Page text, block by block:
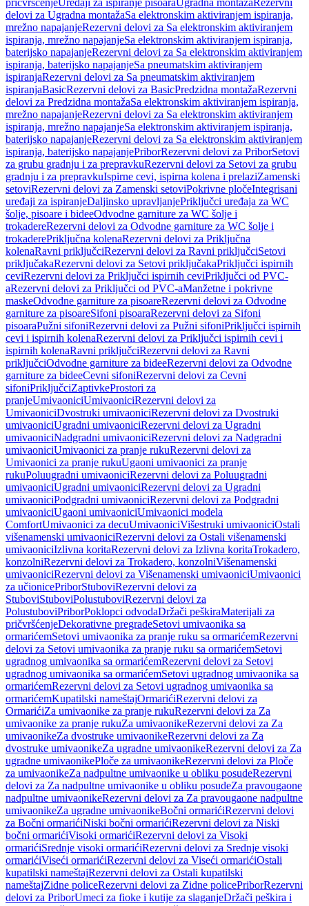
pričvršćenjeUređaji za ispiranje pisoaraUgradna montažaRezervni
delovi za Ugradna montažaSa elektronskim aktiviranjem ispiranja,
mrežno napajanjeRezervni delovi za Sa elektronskim aktiviranjem
ispiranja, mrežno napajanjeSa elektronskim aktiviranjem ispiranja,
baterijsko napajanjeRezervni delovi za Sa elektronskim aktiviranjem
ispiranja, baterijsko napajanjeSa pneumatskim aktiviranjem
ispiranjaRezervni delovi za Sa pneumatskim aktiviranjem
ispiranjaBasicRezervni delovi za BasicPredzidna montažaRezervni
delovi za Predzidna montažaSa elektronskim aktiviranjem ispiranja,
mrežno napajanjeRezervni delovi za Sa elektronskim aktiviranjem
ispiranja, mrežno napajanjeSa elektronskim aktiviranjem ispiranja,
baterijsko napajanjeRezervni delovi za Sa elektronskim aktiviranjem
ispiranja, baterijsko napajanjePriborRezervni delovi za PriborSetovi
za grubu gradnju i za prepravkuRezervni delovi za Setovi za grubu
gradnju i za prepravkuIspirne cevi, ispirna kolena i prelaziZamenski
setoviRezervni delovi za Zamenski setoviPokrivne pločeIntegrisani
uređaji za ispiranjeDaljinsko upravljanjePriključci uređaja za WC
šolje, pisoare i bideeOdvodne garniture za WC šolje i
trokadereRezervni delovi za Odvodne garniture za WC šolje i
trokaderePriključna kolenaRezervni delovi za Priključna
kolenaRavni priključciRezervni delovi za Ravni priključciSetovi
priključakaRezervni delovi za Setovi priključakaPriključci ispirnih
ceviRezervni delovi za Priključci ispirnih ceviPriključci od PVC-
aRezervni delovi za Priključci od PVC-aManžetne i pokrivne
maskeOdvodne garniture za pisoareRezervni delovi za Odvodne
garniture za pisoareSifoni pisoaraRezervni delovi za Sifoni
pisoaraPužni sifoniRezervni delovi za Pužni sifoniPriključci ispirnih
cevi i ispirnih kolenaRezervni delovi za Priključci ispirnih cevi i
ispirnih kolenaRavni priključciRezervni delovi za Ravni
priključciOdvodne garniture za bideeRezervni delovi za Odvodne
garniture za bideeCevni sifoniRezervni delovi za Cevni
sifoniPriključciZaptivkeProstori za
pranjeUmivaoniciUmivaoniciRezervni delovi za
UmivaoniciDvostruki umivaoniciRezervni delovi za Dvostruki
umivaoniciUgradni umivaoniciRezervni delovi za Ugradni
umivaoniciNadgradni umivaoniciRezervni delovi za Nadgradni
umivaoniciUmivaonici za pranje rukuRezervni delovi za
Umivaonici za pranje rukuUgaoni umivaonici za pranje
rukuPoluugradni umivaoniciRezervni delovi za Poluugradni
umivaoniciUgradni umivaoniciRezervni delovi za Ugradni
umivaoniciPodgradni umivaoniciRezervni delovi za Podgradni
umivaoniciUgaoni umivaoniciUmivaonici modela
ComfortUmivaonici za decuUmivaoniciVišestruki umivaoniciOstali
višenamenski umivaoniciRezervni delovi za Ostali višenamenski
umivaoniciIzlivna koritaRezervni delovi za Izlivna koritaTrokadero,
konzolniRezervni delovi za Trokadero, konzolniVišenamenski
umivaoniciRezervni delovi za Višenamenski umivaoniciUmivaonici
za učionicePriborStuboviRezervni delovi za
StuboviStuboviPolustuboviRezervni delovi za
PolustuboviPriborPoklopci odvodaDržači peškiraMaterijali za
pričvršćenjeDekorativne pregradeSetovi umivaonika sa
ormarićemSetovi umivaonika za pranje ruku sa ormarićemRezervni
delovi za Setovi umivaonika za pranje ruku sa ormarićemSetovi
ugradnog umivaonika sa ormarićemRezervni delovi za Setovi
ugradnog umivaonika sa ormarićemSetovi ugradnog umivaonika sa
ormarićemRezervni delovi za Setovi ugradnog umivaonika sa
ormarićemKupatilski nameštajOrmarićiRezervni delovi za
OrmarićiZa umivaonike za pranje rukuRezervni delovi za Za
umivaonike za pranje rukuZa umivaonikeRezervni delovi za Za
umivaonikeZa dvostruke umivaonikeRezervni delovi za Za
dvostruke umivaonikeZa ugradne umivaonikeRezervni delovi za Za
ugradne umivaonikePloče za umivaonikeRezervni delovi za Ploče
za umivaonikeZa nadpultne umivaonike u obliku posudeRezervni
delovi za Za nadpultne umivaonike u obliku posudeZa pravougaone
nadpultne umivaonikeRezervni delovi za Za pravougaone nadpultne
umivaonikeZa ugradne umivaonikeBočni ormarićiRezervni delovi
za Bočni ormarićiNiski bočni ormarićiRezervni delovi za Niski
bočni ormarićiVisoki ormarićiRezervni delovi za Visoki
ormarićiSrednje visoki ormarićiRezervni delovi za Srednje visoki
ormarićiViseći ormarićiRezervni delovi za Viseći ormarićiOstali
kupatilski nameštajRezervni delovi za Ostali kupatilski
nameštajZidne policeRezervni delovi za Zidne policePriborRezervni
delovi za PriborUmeci za fioke i kutije za slaganjeDržači peškira i